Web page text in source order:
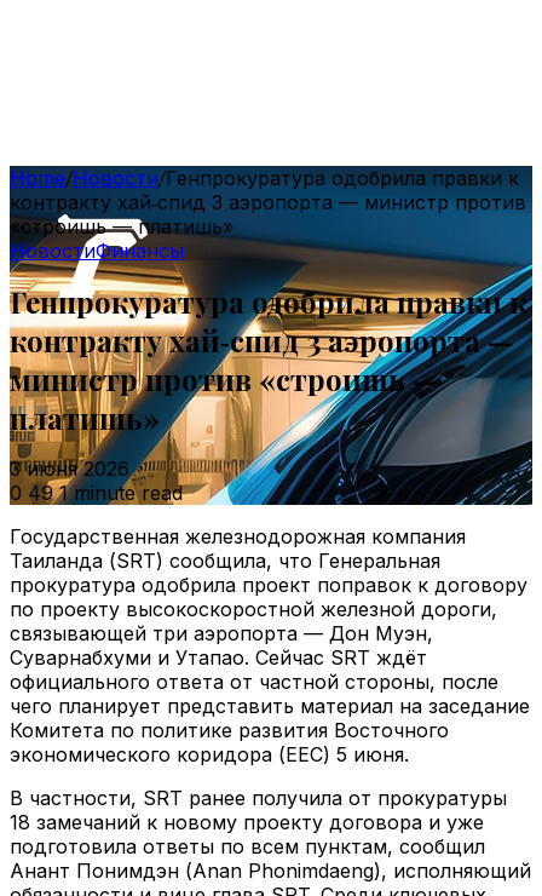
Home/Новости/Генпрокуратура одобрила правки к
контракту хай‑спид 3 аэропорта — министр против
«строишь — платишь»
НовостиФинансы
Генпрокуратура одобрила правки к
контракту хай‑спид 3 аэропорта —
министр против «строишь —
платишь»
3 июня 2026
0 491 minute read
Государственная железнодорожная компания
Таиланда (SRT) сообщила, что Генеральная
прокуратура одобрила проект поправок к договору
по проекту высокоскоростной железной дороги,
связывающей три аэропорта — Дон Муэн,
Суварнабхуми и Утапао. Сейчас SRT ждёт
официального ответа от частной стороны, после
чего планирует представить материал на заседание
Комитета по политике развития Восточного
экономического коридора (EEC) 5 июня.
В частности, SRT ранее получила от прокуратуры
18 замечаний к новому проекту договора и уже
подготовила ответы по всем пунктам, сообщил
Анант Понимдэн (Anan Phonimdaeng), исполняющий